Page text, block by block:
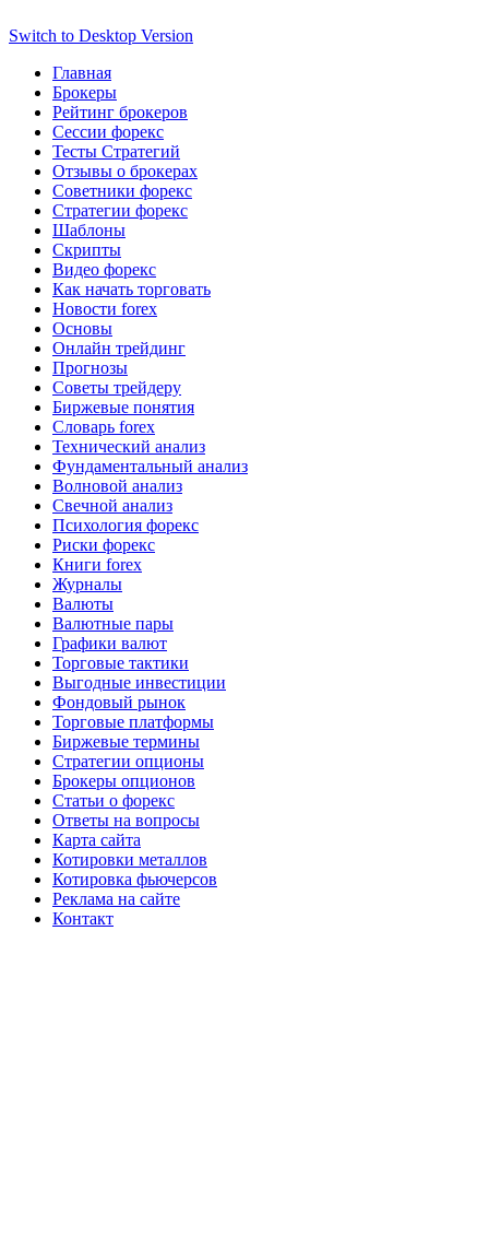
Switch to Desktop Version
Главная
Брокеры
Рейтинг брокеров
Сессии форекс
Тесты Стратегий
Отзывы о брокерах
Советники форекс
Стратегии форекс
Шаблоны
Скрипты
Видео форекс
Как начать торговать
Новости forex
Основы
Онлайн трейдинг
Прогнозы
Советы трейдеру
Биржевые понятия
Словарь forex
Технический анализ
Фундаментальный анализ
Волновой анализ
Свечной анализ
Психология форекс
Риски форекс
Книги forex
Журналы
Валюты
Валютные пары
Графики валют
Торговые тактики
Выгодные инвестиции
Фондовый рынок
Торговые платформы
Биржевые термины
Стратегии опционы
Брокеры опционов
Статьи о форекс
Ответы на вопросы
Карта сайта
Котировки металлов
Котировка фьючерсов
Реклама на сайте
Контакт